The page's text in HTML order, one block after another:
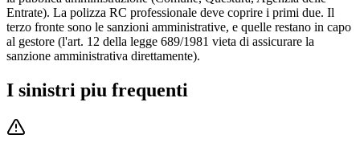
Entrate). La polizza RC professionale deve coprire i primi due. Il
terzo fronte sono le sanzioni amministrative, e quelle restano in capo
al gestore (l'art. 12 della legge 689/1981 vieta di assicurare la
sanzione amministrativa direttamente).
I sinistri piu frequenti